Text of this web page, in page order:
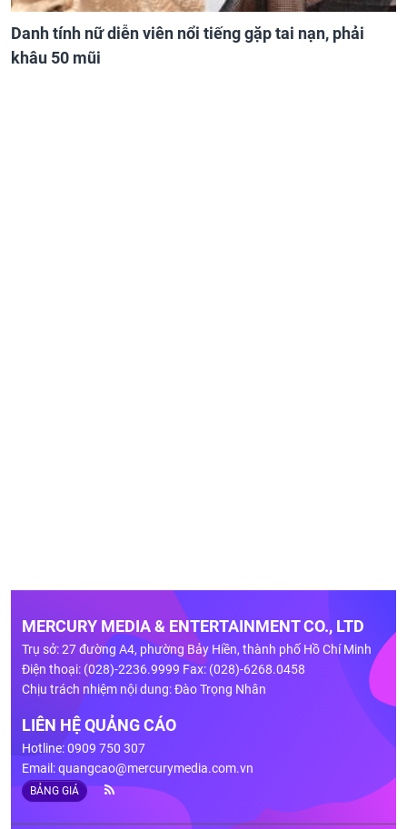
Danh tính nữ diễn viên nổi tiếng gặp tai nạn, phải
khâu 50 mũi
MERCURY MEDIA & ENTERTAINMENT CO., LTD
Trụ sở: 27 đường A4, phường Bảy Hiền, thành phố Hồ Chí Minh
Điện thoại: (028)-2236.9999 Fax: (028)-6268.0458
Chịu trách nhiệm nội dung: Đào Trọng Nhân
LIÊN HỆ QUẢNG CÁO
Hotline: 0909 750 307
Email:quangcao@mercurymedia.com.vn
BẢNG GIÁ